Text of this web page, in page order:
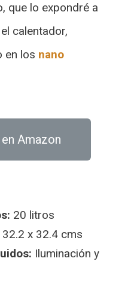
que lo expondré a
calentador,
en los nano
Amazon
20 litros
32.2 x 32.4 cms
Iluminación y